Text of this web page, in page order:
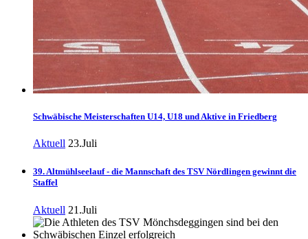
Schwäbische Meisterschaften U14, U18 und Aktive in Friedberg
Aktuell 23.Juli
39. Altmühlseelauf - die Mannschaft des TSV Nördlingen gewinnt die
Staffel
Aktuell 21.Juli